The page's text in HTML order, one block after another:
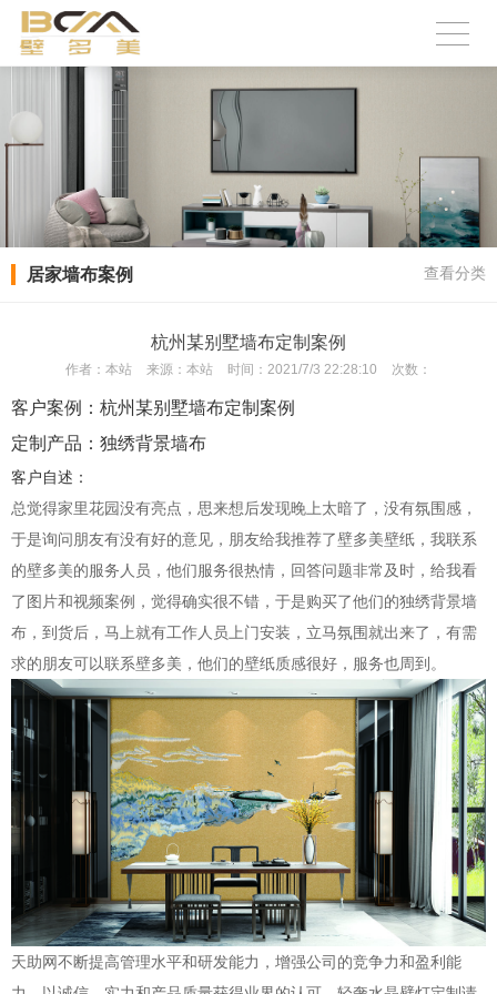
居家墙布案例 查看分类
杭州某别墅墙布定制案例
作者： 本站 来源： 本站 时间： 2021/7/3 22:28:10 次数：
客户案例：杭州某别墅墙布定制案例
定制产品：独绣背景墙布
客户自述：
总觉得家里花园没有亮点，思来想后发现晚上太暗了，没有氛围感，
于是询问朋友有没有好的意见，朋友给我推荐了壁多美壁纸，我联系
的壁多美的服务人员，他们服务很热情，回答问题非常及时，给我看
了图片和视频案例，觉得确实很不错，于是购买了他们的独绣背景墙
布，到货后，马上就有工作人员上门安装，立马氛围就出来了，有需
求的朋友可以联系壁多美 ，他们的壁纸质感很好，服务也周到。
天助网不断提高管理水平和研发能力，增强公司的竞争力和盈利能